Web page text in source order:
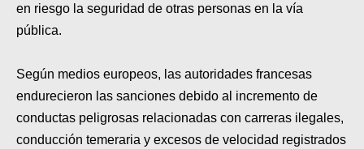
MOTOS HONDA PERÚ
MOTOS HERO PERÚ
MOTOS ZONTES PERÚ
MOTOS BENELLI PERÚ
en riesgo la seguridad de otras personas en la vía
pública.
Según medios europeos, las autoridades francesas
endurecieron las sanciones debido al incremento de
conductas peligrosas relacionadas con carreras ilegales,
conducción temeraria y excesos de velocidad registrados